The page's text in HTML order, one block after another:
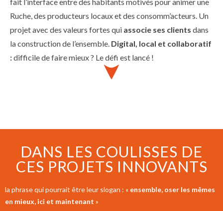
Ruche, des producteurs locaux et des consomm’acteurs. Un
projet avec des valeurs fortes qui associe ses clients dans
la construction de l’ensemble. Digital, local et collaboratif
:difficile de faire mieux ? Le défi est lancé !
DANS LES COULISSES DE
CES PROJETS INNOVANTS
la phrase qui pourrait être leur slogan : « ensemble, oser les mêmes
en mieux, ici et maintenant »